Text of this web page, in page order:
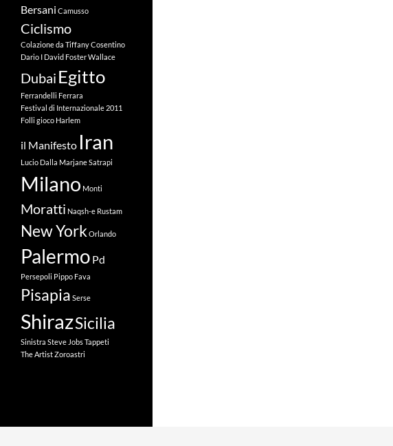
Bersani Camusso
Ciclismo
Colazione da TiffanyCosentino
Dario I David Foster Wallace
Dubai Egitto
Ferrandelli Ferrara
Festival di Internazionale 2011
Folli gioco Harlem
il Manifesto Iran
Lucio Dalla Marjane Satrapi
Milano Monti
Moratti Naqsh-e Rustam
New York Orlando
Palermo Pd
Persepoli Pippo Fava
Pisapia Serse
ShirazSicilia
Sinistra Steve JobsTappeti
The ArtistZoroastri